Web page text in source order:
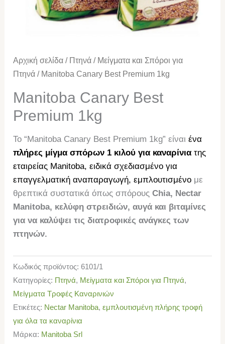
Αρχική σελίδα / Πτηνά / Μείγματα και Σπόροι για
Πτηνά / Manitoba Canary Best Premium 1kg
Manitoba Canary Best
Premium 1kg
Το “Manitoba Canary Best Premium 1kg” είναιένα
πλήρες μίγμα σπόρων 1 κιλού για καναρίνια της
εταιρείας Manitoba, ειδικά σχεδιασμένο για
επαγγελματική αναπαραγωγή, εμπλουτισμένο με
θρεπτικά συστατικά όπως σπόρουςChia, Nectar
Manitoba, κελύφη στρειδιών, αυγά και βιταμίνες
για να καλύψει τις διατροφικές ανάγκες των
πτηνών.
Κωδικός προϊόντος:6101/1
Κατηγορίες: Πτηνά, Μείγματα και Σπόροι για Πτηνά,
Μείγματα Τροφές Καναρινιών
Ετικέτες: Nectar Manitoba,εμπλουτισμένη πλήρης τροφή
για όλα τα καναρίνια
Μάρκα: Manitoba Srl